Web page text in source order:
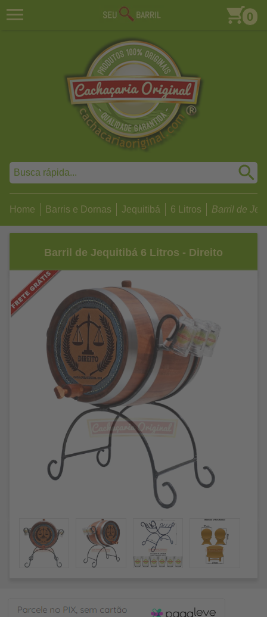
0
Home Barris e Dornas Jequitibá 6 Litros Barril de
Barril de Jequitibá 6 Litros - Direito